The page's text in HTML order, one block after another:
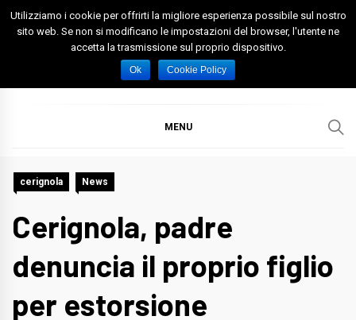
Skip
Spazio Foggia
Foggia News Calcio Eventi e Attività nella Capitanata
MENU
cerignola News
Cerignola, padre
denuncia il proprio figlio
per estorsione
Utilizziamo i cookie per offrirti la migliore esperienza possibile sul nostro
sito web. Se non si modificano le impostazioni del browser, l'utente ne
accetta la trasmissione sul proprio dispositivo.
Ok Cookie Policy